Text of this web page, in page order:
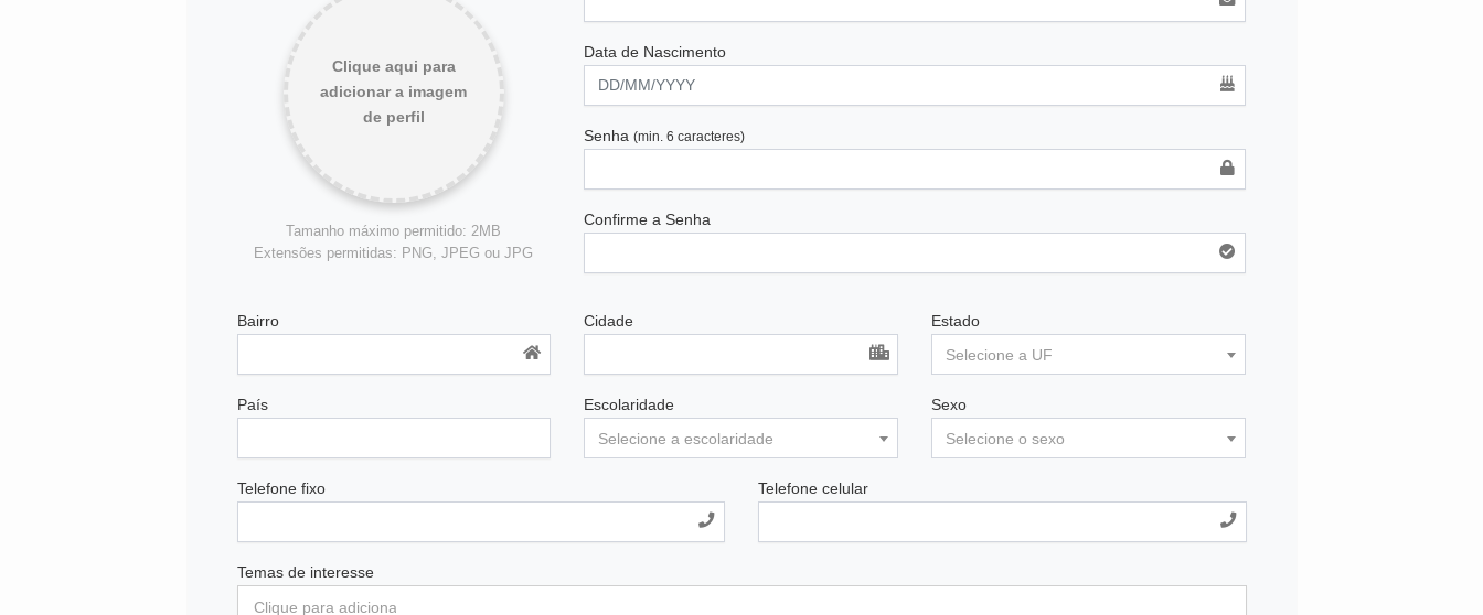
Clique aqui para
adicionar a imagem
de perfil
Tamanho máximo permitido: 2MB
Extensões permitidas: PNG, JPEG ou JPG
Data de Nascimento
Senha(min. 6 caracteres)
Confirme a Senha
Bairro Cidade
Estado
Selecione a UF
País
Escolaridade
Selecione a escolaridade
Sexo
Selecione o sexo
Telefone fixo Telefone celular
Temas de interesse